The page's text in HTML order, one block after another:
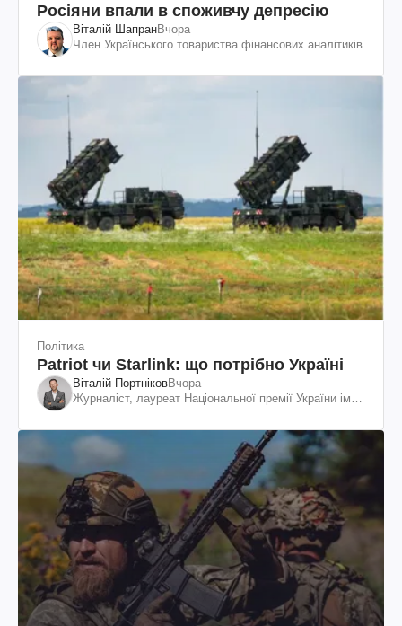
Росіяни впали в споживчу депресію
Віталій ШапранВчора
Член Українського товариства фінансових аналітиків
Політика
Patriot чи Starlink: що потрібно Україні
Віталій ПортніковВчора
Журналіст, лауреат Національної премії України ім.